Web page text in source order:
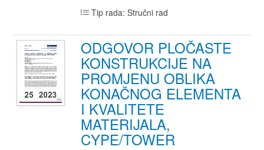
Tip rada: Stručni rad
ODGOVOR PLOČASTE
KONSTRUKCIJE NA
PROMJENU OBLIKA
KONAČNOG ELEMENTA
I KVALITETE
MATERIJALA,
CYPE/TOWER